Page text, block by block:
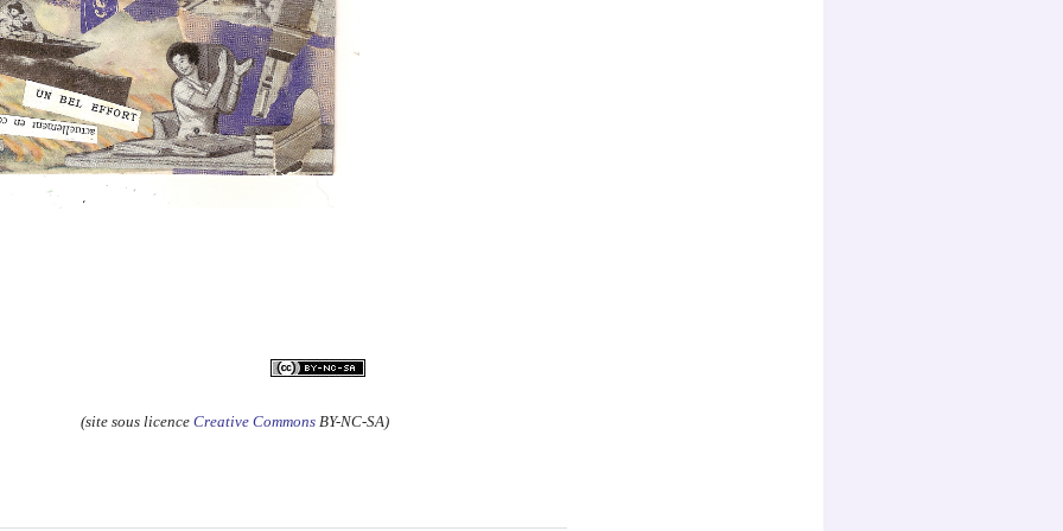
(site sous licence Creative CommonsBY-NC-SA)